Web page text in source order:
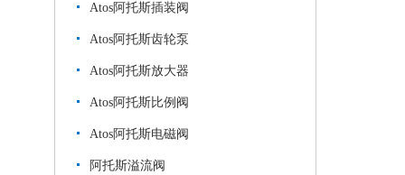
Atos阿托斯插装阀
Atos阿托斯齿轮泵
Atos阿托斯放大器
Atos阿托斯比例阀
Atos阿托斯电磁阀
阿托斯溢流阀